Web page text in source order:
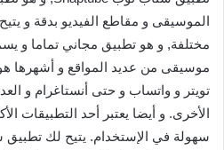
الموسيقى و مقاطع الفيديو بدقة و
مختلفة, و هو تطبيق مجاني تماما و
موسيقى من عديد المواقع و أشهرها
تويتر و واتساب و حتى أنستاغرام و
الأخرى. و أيضا يعتبر أحد التطبيقات
سهولة في الإستخدام. يتيح لك تطبيق